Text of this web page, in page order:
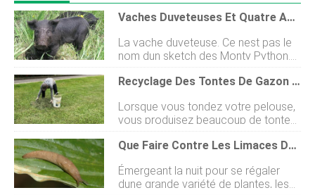
Vaches Duveteuses Et Quatre Autres Races De Ferme De Charme
La vache duveteuse. Ce nest pas le
nom dun sketch des Monty Python.
Cest la dernière race de bétail à
devenir virale sur Internet (voir aussi
Après que quelquun a posté des
photos des vaches – un croisement
de lIowa spécialement conçu pour la
compétition – sur Reddit plus tôt
cette semaine, les téléspectateurs
se sont évanouis sur leurs manteaux,
qui sont séchés au sèche-cheveux et
Recyclage Des Tontes De Gazon - Ce Que Vous Pouvez Faire Avec Eux
Lorsque vous tondez votre pelouse,
vous produisez beaucoup de tontes
de gazon. Alors comment traiter ces
résidus dherbe ? Traditionnellement,
et envoyé dans une décharge, où ils
représentent 20 % du total des
Que Faire Contre Les Limaces De Jardin
Émergeant la nuit pour se régaler
dune grande variété de plantes, les